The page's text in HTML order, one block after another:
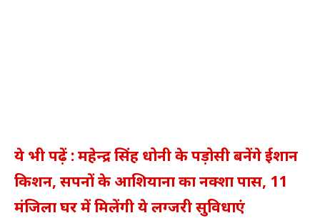
ये भी पढ़ें : महेन्द्र सिंह धोनी के पड़ोसी बनेंगे ईशान
किशन, सपनों के आशियाना का नक्शा पास, 11
मंजिला घर में मिलेंगी ये लग्जरी सुविधाएं